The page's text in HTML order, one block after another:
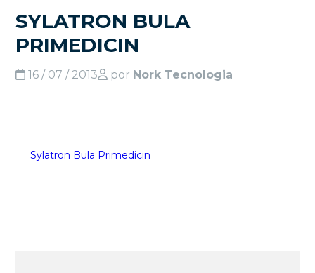
SYLATRON BULA
PRIMEDICIN
16 / 07 / 2013 por Nork Tecnologia
Sylatron Bula Primedicin